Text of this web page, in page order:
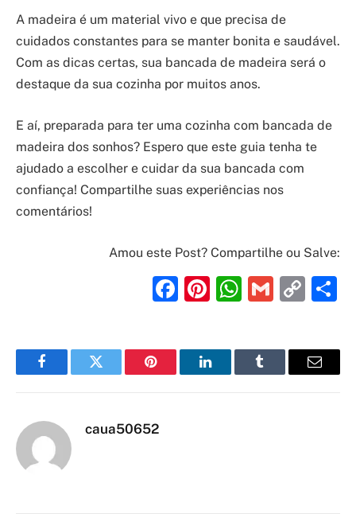
A madeira é um material vivo e que precisa de
cuidados constantes para se manter bonita e saudável.
Com as dicas certas, sua bancada de madeira será o
destaque da sua cozinha por muitos anos.
E aí, preparada para ter uma cozinha com bancada de
madeira dos sonhos? Espero que este guia tenha te
ajudado a escolher e cuidar da sua bancada com
confiança! Compartilhe suas experiências nos
comentários!
Amou este Post? Compartilhe ou Salve:
Facebook
Pinterest
Gmail
FacebookTwitter Pinterest LinkedInTumblr Email
caua50652